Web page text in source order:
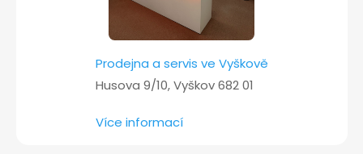
Prodejna a servis ve Vyškově
Husova 9/10, Vyškov 682 01
Více informací